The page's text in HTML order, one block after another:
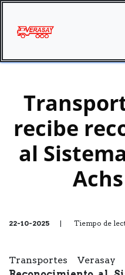
recibe
al
22-10-2025 | Tiempo de
Transportes